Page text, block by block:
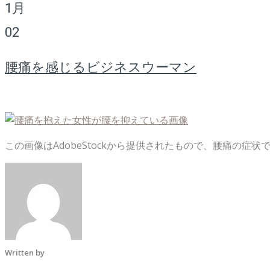
1月
02
腰痛を感じるビジネスウーマン
この画像はAdobeStockから提供されたもので、腰痛の症状
Written by